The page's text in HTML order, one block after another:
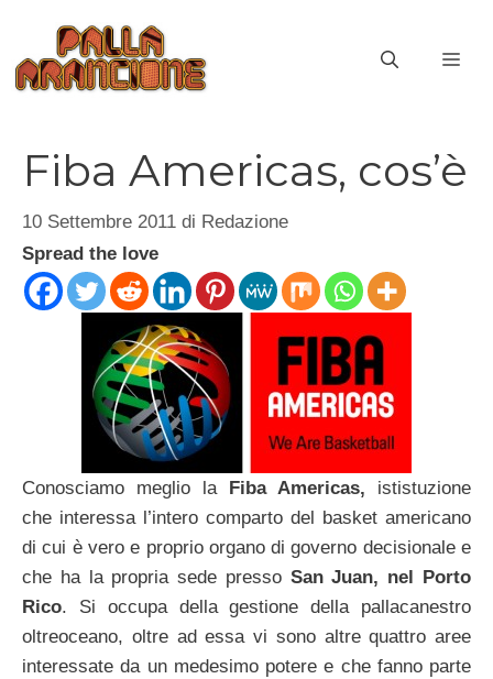
contenuto
Fiba Americas, cos’è
10 Settembre 2011 di Redazione
Spread the love
Conosciamo meglio la Fiba Americas, ististuzione
che interessa l’intero comparto del basket americano
di cui è vero e proprio organo di governo decisionale e
che ha la propria sede presso San Juan, nel Porto
Rico. Si occupa della gestione della pallacanestro
oltreoceano, oltre ad essa vi sono altre quattro aree
interessate da un medesimo potere e che fanno parte